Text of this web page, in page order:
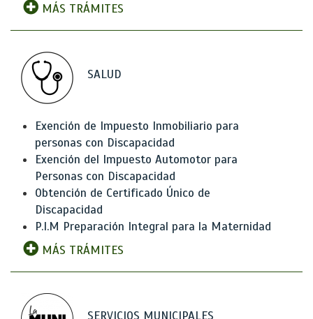
MÁS TRÁMITES
SALUD
Exención de Impuesto Inmobiliario para
personas con Discapacidad
Exención del Impuesto Automotor para
Personas con Discapacidad
Obtención de Certificado Único de
Discapacidad
P.I.M Preparación Integral para la Maternidad
MÁS TRÁMITES
SERVICIOS MUNICIPALES